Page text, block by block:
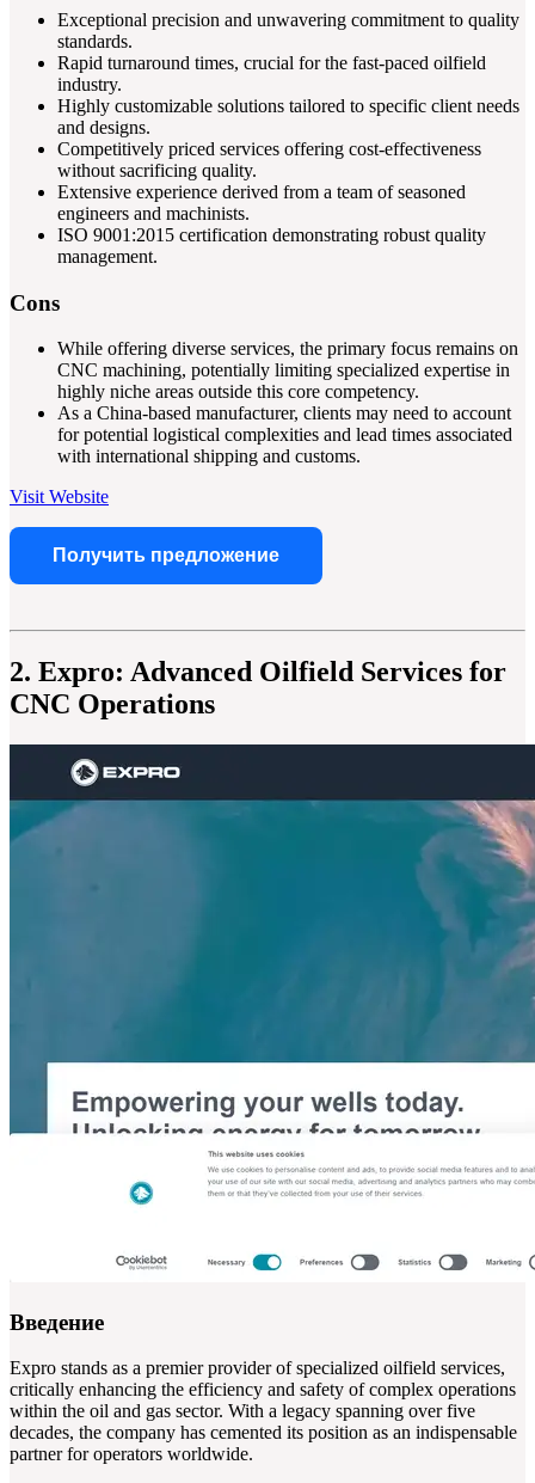
Exceptional precision and unwavering commitment to quality
standards.
Rapid turnaround times, crucial for the fast-paced oilfield
industry.
Highly customizable solutions tailored to specific client needs
and designs.
Competitively priced services offering cost-effectiveness
without sacrificing quality.
Extensive experience derived from a team of seasoned
engineers and machinists.
ISO 9001:2015 certification demonstrating robust quality
management.
Cons
While offering diverse services, the primary focus remains on
CNC machining, potentially limiting specialized expertise in
highly niche areas outside this core competency.
As a China-based manufacturer, clients may need to account
for potential logistical complexities and lead times associated
with international shipping and customs.
Visit Website
Получить предложение
2. Expro: Advanced Oilfield Services for
CNC Operations
Введение
Expro stands as a premier provider of specialized oilfield services,
critically enhancing the efficiency and safety of complex operations
within the oil and gas sector. With a legacy spanning over five
decades, the company has cemented its position as an indispensable
partner for operators worldwide.